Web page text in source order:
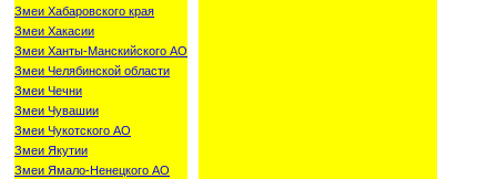
Змеи Хабаровского края
Змеи Хакасии
Змеи Ханты-Манскийского АО
Змеи Челябинской области
Змеи Чечни
Змеи Чувашии
Змеи Чукотского АО
Змеи Якутии
Змеи Ямало-Ненецкого АО